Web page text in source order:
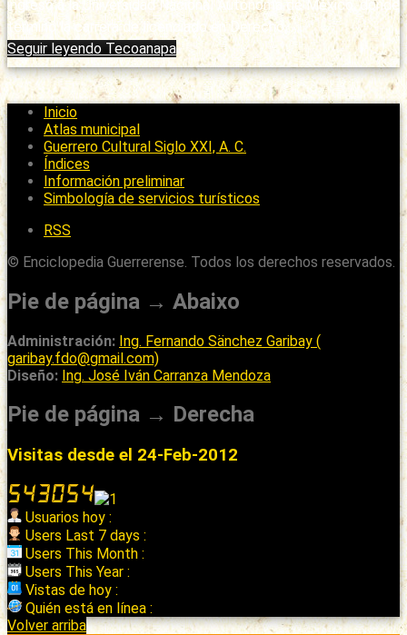
ingresó a la Universidad Nacional Autónoma de México, donde
terminó la carrera de licenciado en Derecho, …
Seguir leyendo Tecoanapa
Inicio
Atlas municipal
Guerrero Cultural Siglo XXI, A. C.
Índices
Información preliminar
Simbología de servicios turísticos
RSS
© Enciclopedia Guerrerense. Todos los derechos reservados.
Pie de página → Abaixo
Administración: Ing. Fernando Sänchez Garibay (
garibay.fdo@gmail.com)
Diseño: Ing. José Iván Carranza Mendoza
Pie de página → Derecha
Visitas desde el 24-Feb-2012
Usuarios hoy :
Users Last 7 days :
Users This Month :
Users This Year :
Vistas de hoy :
Quién está en línea :
Volver arriba